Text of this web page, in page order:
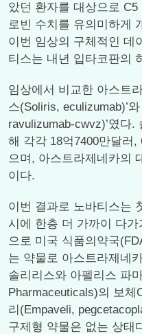
았던 환자를 대상으로
로빈 수치를 유의미하게
이번 임상의 구체적인 데
티스는 내년 입타코판의
임상에서 비교한 아스트
스(Soliris, eculizumab)’
ravulizumab-cwvz)’였다
해 각각 18억7400만달러,
으며, 아스트라제네카의
이다.
이번 결과로 노바티스는
시에 한층 더 가까이 다
으로 미국 식품의약국
는 약물로 아스트라제네
솔리리스와 아펠리스 파
Pharmaceuticals)의 보체
리(Empaveli,
구제형 약물은 없는 상태